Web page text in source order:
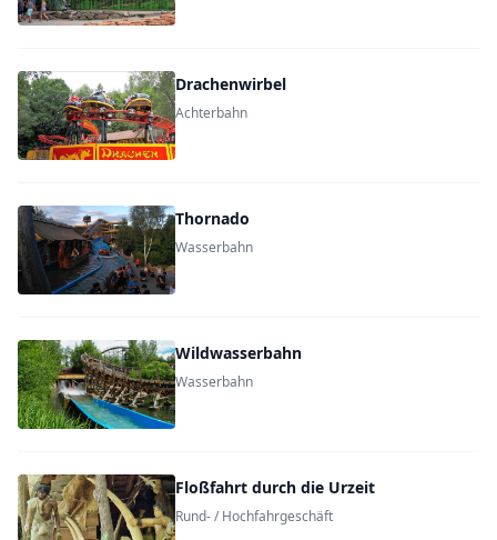
Drachenwirbel
Achterbahn
Thornado
Wasserbahn
Wildwasserbahn
Wasserbahn
Floßfahrt durch die Urzeit
Rund- / Hochfahrgeschäft